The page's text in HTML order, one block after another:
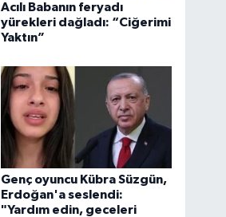
Acılı Babanın feryadı
yürekleri dağladı: “Ciğerimi
Yaktın”
Genç oyuncu Kübra Süzgün,
Erdoğan'a seslendi:
"Yardım edin, geceleri